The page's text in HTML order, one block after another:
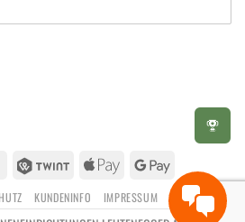
MasterCard Twint
Apple
Google
Pay
KUNDENINFO IMPRESSUM